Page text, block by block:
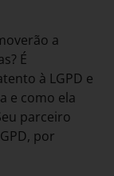
a
É
à LGPD e
e como ela
parceiro
por